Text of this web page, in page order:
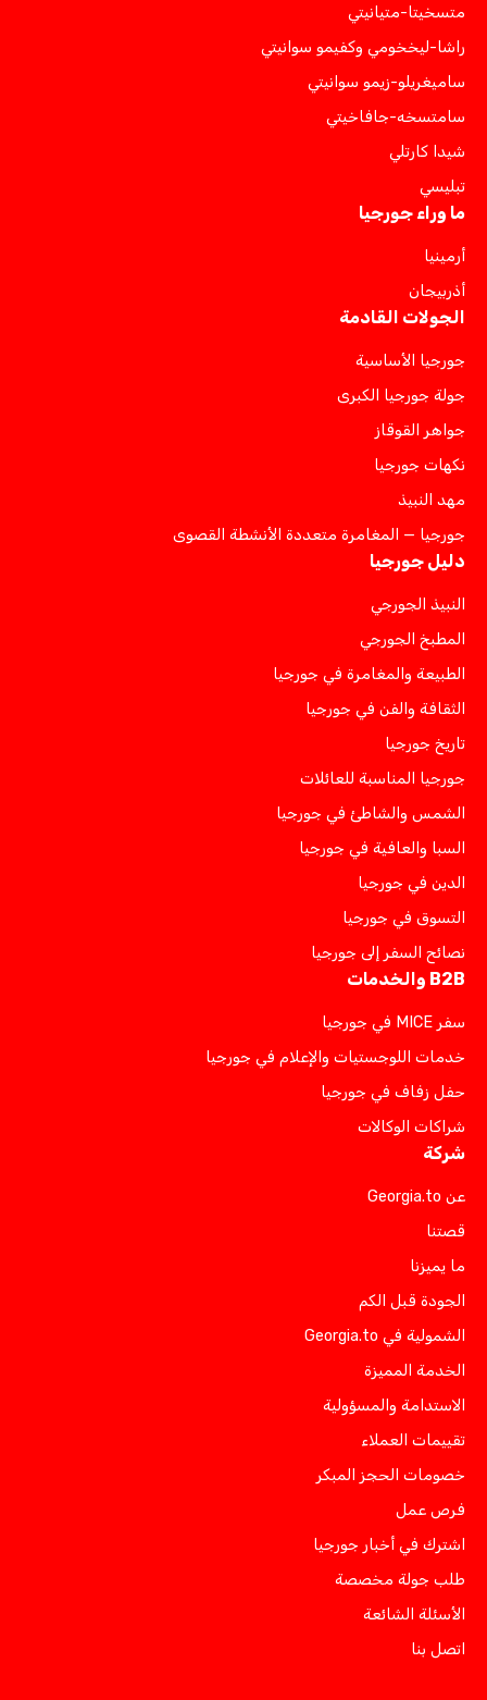
متسخيتا-متيانيتي
راشا-ليخخومي وكفيمو سوانيتي
ساميغريلو-زيمو سوانيتي
سامتسخه-جافاخيتي
شيدا كارتلي
تبليسي
ما وراء جورجيا
أرمينيا
أذربيجان
الجولات القادمة
جورجيا الأساسية
جولة جورجيا الكبرى
جواهر القوقاز
نكهات جورجيا
مهد النبيذ
جورجيا — المغامرة متعددة الأنشطة القصوى
دليل جورجيا
النبيذ الجورجي
المطبخ الجورجي
الطبيعة والمغامرة في جورجيا
الثقافة والفن في جورجيا
تاريخ جورجيا
جورجيا المناسبة للعائلات
الشمس والشاطئ في جورجيا
السبا والعافية في جورجيا
الدين في جورجيا
التسوق في جورجيا
نصائح السفر إلى جورجيا
B2B والخدمات
سفر MICE في جورجيا
خدمات اللوجستيات والإعلام في جورجيا
حفل زفاف في جورجيا
شراكات الوكالات
شركة
عن Georgia.to
قصتنا
ما يميزنا
الجودة قبل الكم
الشمولية في Georgia.to
الخدمة المميزة
الاستدامة والمسؤولية
تقييمات العملاء
خصومات الحجز المبكر
فرص عمل
اشترك في أخبار جورجيا
طلب جولة مخصصة
الأسئلة الشائعة
اتصل بنا